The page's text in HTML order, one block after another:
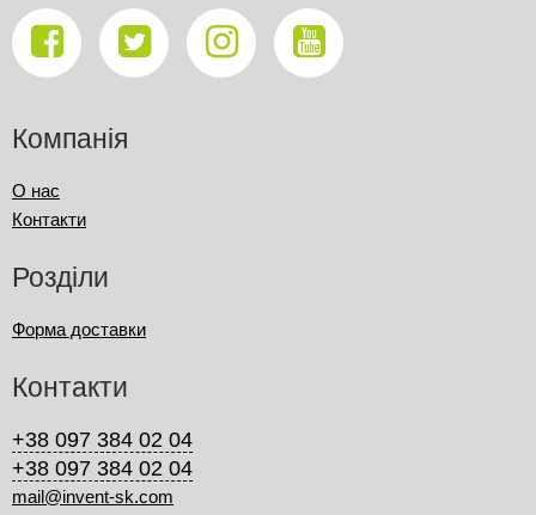
Компанія
О нас
Контакти
Розділи
Форма доставки
Контакти
+38 097 384 02 04
+38 097 384 02 04
mail@invent-sk.com